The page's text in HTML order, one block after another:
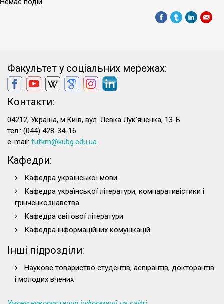
Немає подій
Факультет у соціальних мережах:
Контакти:
04212, Україна, м.Київ, вул. Левка Лук'яненка, 13-Б
тел.: (044) 428-34-16
e-mail: fufkm@kubg.edu.ua
Кафедри:
Кафедра української мови
Кафедра української літератури, компаративістики і
грінченкознавства
Кафедра світової літератури
Кафедра інформаційних комунікацій
Інші підрозділи:
Наукове товариство студентів, аспірантів, докторантів
і молодих вчених